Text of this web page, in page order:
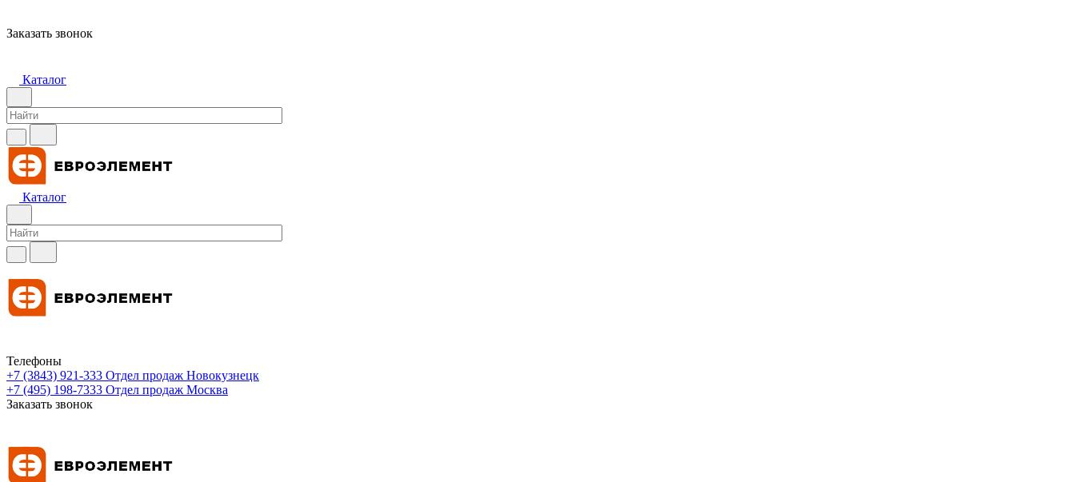
Заказать звонок
Каталог
Каталог
Телефоны
+7 (3843) 921-333 Отдел продаж Новокузнецк
+7 (495) 198-7333 Отдел продаж Москва
Заказать звонок